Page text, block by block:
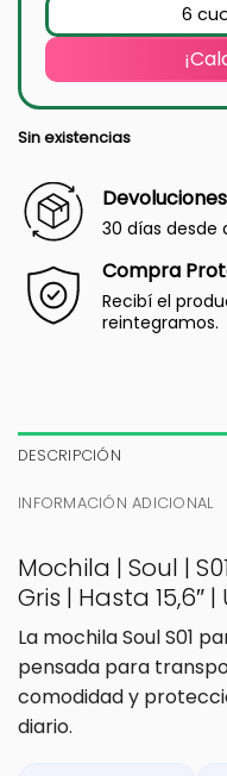
6
Sin existencias
30 días desde
Compra
Recibí el
reintegramos.
DESCRIPCIÓN
INFORMACIÓN ADICIONAL
Mochila | Soul |
Gris | Hasta 15,6″
La mochila Soul S01
pensada para
comodidad y
diario.